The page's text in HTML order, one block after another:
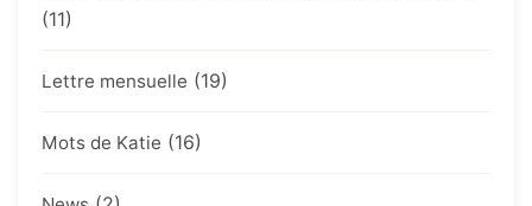
(11)
Lettre mensuelle (19)
Mots de Katie (16)